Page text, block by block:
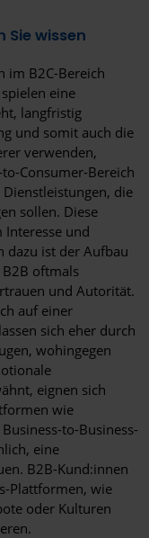
Sie wissen
im B2C-Bereich
eine
langfristig
und somit auch die
verwenden,
Consumer-Bereich
die
sollen. Diese
Interesse und
dazu ist der Aufbau
oftmals
und Autorität.
auf einer
sich eher durch
wohingegen
eignen sich
wie
to-Business-
eine
B2B-Kund:innen
Plattformen, wie
oder Kulturen